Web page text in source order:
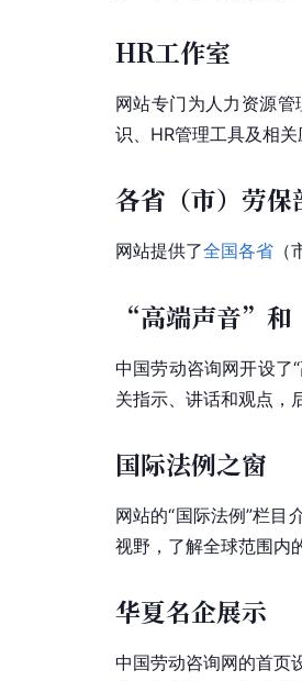
HR工作室
网站专门为人力资源管
识、HR管理工具及相
各省（市）劳
网站提供了全国各省
“高端声音”
中国劳动咨询网开设了
关指示、讲话和观点，
国际法例之窗
网站的“国际法例”栏目
视野，了解全球范围内
华夏名企展示
中国劳动咨询网的首页